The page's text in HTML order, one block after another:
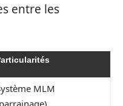
entre les
MLM